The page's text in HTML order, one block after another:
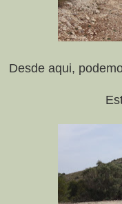
Desde aqui, po